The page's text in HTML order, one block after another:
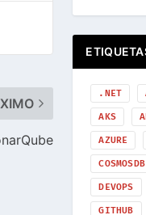
.NET
AKS
AZURE
COSMOSDB
DEVOPS
GITHUB